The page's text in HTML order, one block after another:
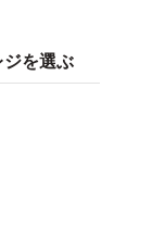
ジを選ぶ